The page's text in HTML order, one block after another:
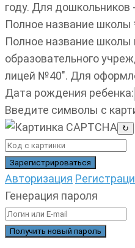
году. Для дошкольников
Полное название школы
Полное название школы
образовательного
лицей №40". Для
Дата рождения ребенка:
Введите символы с
↻
Авторизация
Генерация пароля